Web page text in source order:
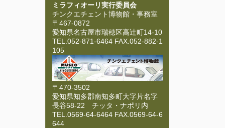
ミラフィオーリ実行委員会
チンクエチェント博物館・事務室
〒467-0872
愛知県名古屋市瑞穂区高辻町14-10
TEL.052-871-6464 FAX.052-882-1
105
〒470-3502
愛知県知多郡南知多町大字片名字
長谷58-22 チッタ・ナポリ内
TEL.0569-64-6464 FAX.0569-64-6
644